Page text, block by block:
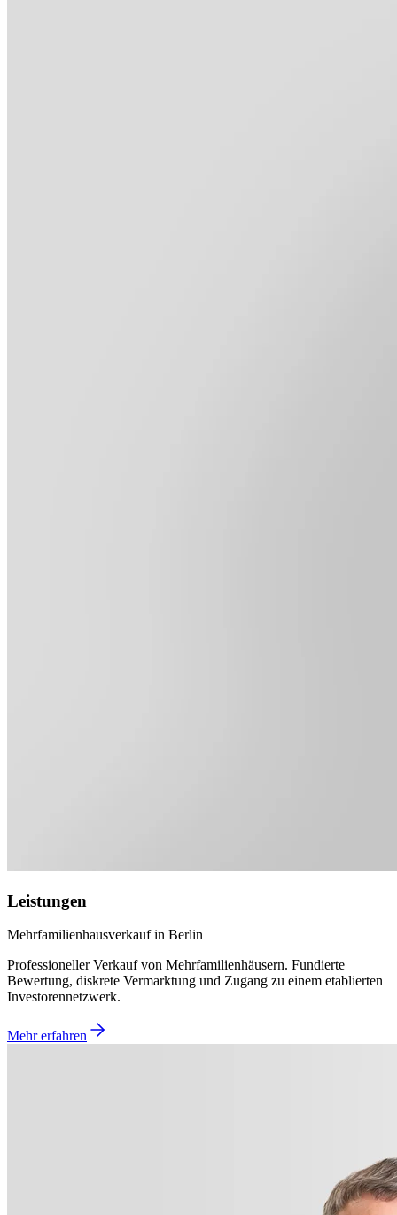
Leistungen
Mehrfamilienhausverkauf in Berlin
Professioneller Verkauf von Mehrfamilienhäusern. Fundierte
Bewertung, diskrete Vermarktung und Zugang zu einem etablierten
Investorennetzwerk.
Mehr erfahren